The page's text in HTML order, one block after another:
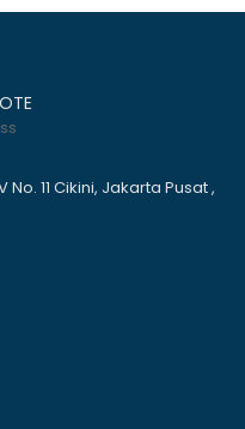
11 Cikini, Jakarta Pusat ,